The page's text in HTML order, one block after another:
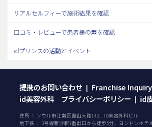
リアルセルフィーで施術結果を確認
口コミ・レビューで患者様の声を確認
idプリンスの活動とイベント
提携のお問い合わせ | Franchise Inquiry
id美容外科 プライバシーポリシー | id
住所 ： ソウル市江南区島山大路142、ID美容外科ビル
地下鉄 ： 3号線新沙駅1番出口から徒歩5分、ヨンドンホテ